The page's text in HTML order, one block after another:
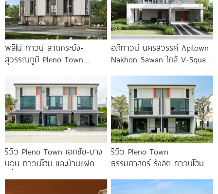
พลีโน่ ทาวน์ ลาดกระบัง-
สุวรรณภูมิ Pleno Town
ทาวน์โฮมและบ้านแฝดใหม่ ใกล้นิ
คมฯ ลาดกระบัง และสนามบิน
สุวรรณภูมิ
อภิทาวน์ นครสวรรค์ Apitown
Nakhon Sawan ใกล้ V-Square
รีวิว Pleno Town เอกชัย-บาง
บอน ทาวน์โฮม และบ้านแฝด
รีวิว Pleno Town
ธรรมศาสตร์-รังสิต ทาวน์โฮม
ม.ธรรมศาสตร์